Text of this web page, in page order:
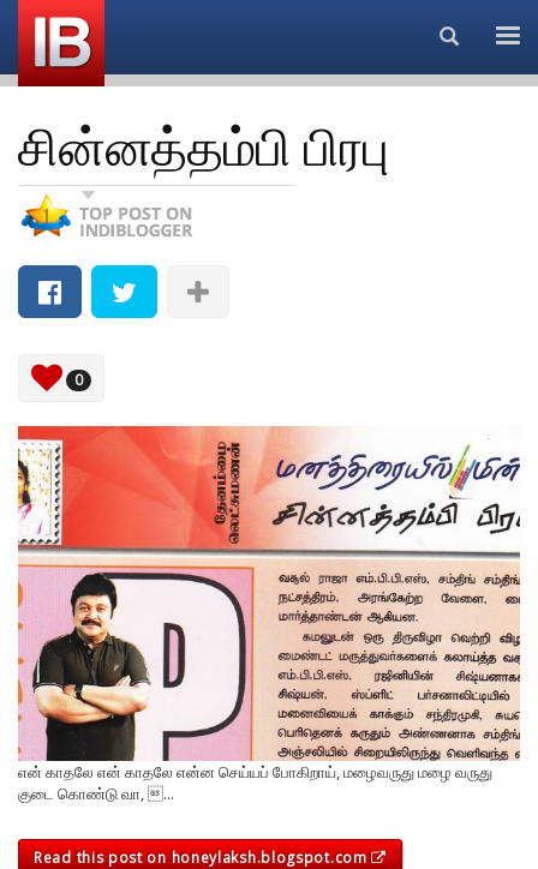
Search...
சின்னத்தம்பி பிரபு
0
என் காதலே என் காதலே என்ன செய்யப் போகிறாய், மழைவருது மழை வருது
குடை கொண்டு வா, ...
Read this post on honeylaksh.blogspot.com